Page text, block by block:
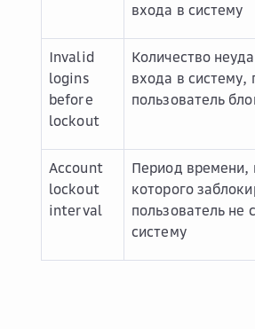
входа в систему
Invalid
logins
before
lockout
Количество
входа в систему,
пользователь
Account
lockout
interval
Период времени,
которого
пользователь не
систему